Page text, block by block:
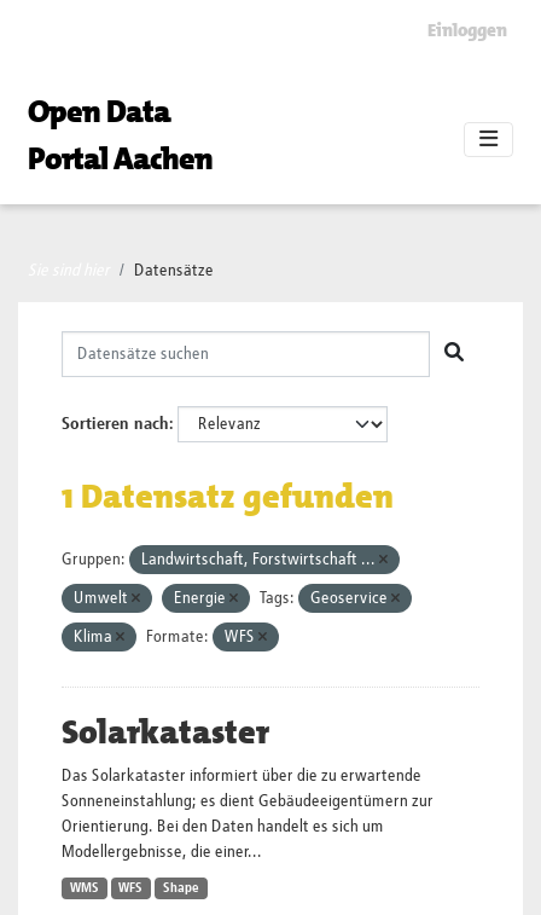
Einloggen
Open Data
Portal Aachen
Datensätze
Sortieren nach
1 Datensatz gefunden
Gruppen: Landwirtschaft, Forstwirtschaft ...
Umwelt Energie Tags: Geoservice
Klima Formate: WFS
Solarkataster
Das Solarkataster informiert über die zu erwartende
Sonneneinstahlung; es dient Gebäudeeigentümern zur
Orientierung. Bei den Daten handelt es sich um
Modellergebnisse, die einer...
WMS WFS Shape